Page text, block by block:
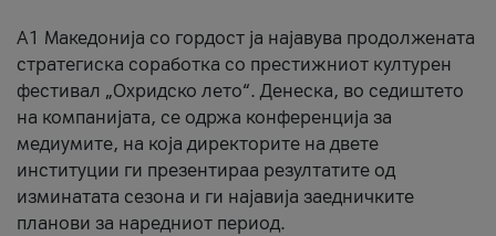
A1 Македонија со гордост ја најавува продолжената
стратегиска соработка со престижниот културен
фестивал „Охридско лето“. Денеска, во седиштето
на компанијата, се одржа конференција за
медиумите, на која директорите на двете
институции ги презентираа резултатите од
изминатата сезона и ги најавија заедничките
планови за наредниот период.